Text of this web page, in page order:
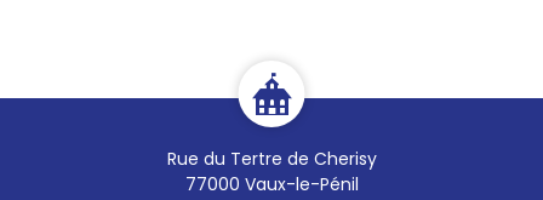
Rue du Tertre de Cherisy
77000 Vaux-le-Pénil